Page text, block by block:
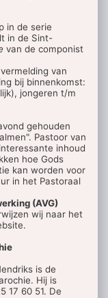
in de serie
in de Sint-
van de componist
van
bij binnenkomst:
jongeren t/m
gehouden
Pastoor van
inhoud
hoe Gods
kan worden voor
in het Pastoraal
(AVG)
wij naar het
is de
Hij is
17 60 51. De